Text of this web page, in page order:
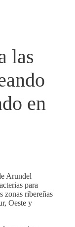
las
en
Arundel
para
zonas ribereñas
Oeste y